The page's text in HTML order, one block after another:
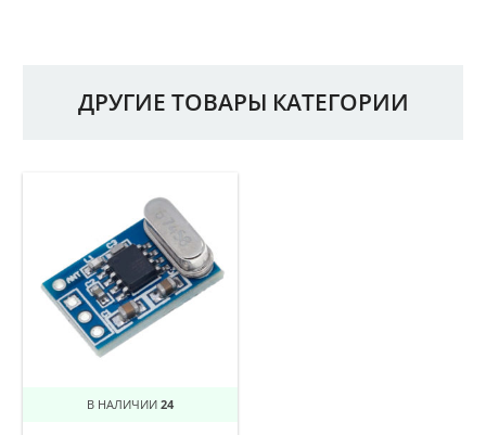
ДРУГИЕ ТОВАРЫ КАТЕГОРИИ
В НАЛИЧИИ 24